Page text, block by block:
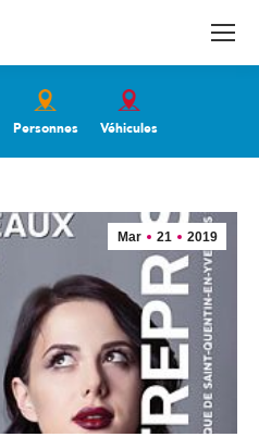
Personnes Véhicules
Mar 21 2019